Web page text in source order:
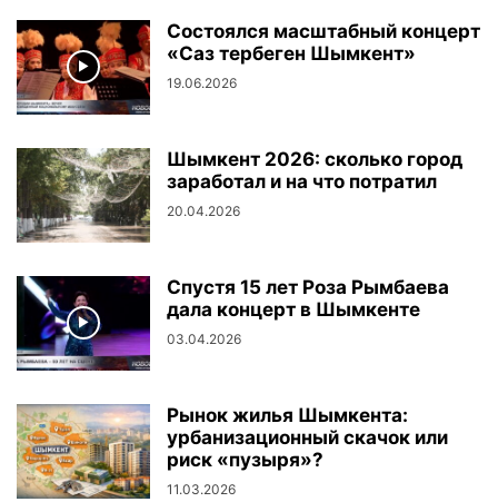
Состоялся масштабный концерт
«Саз тербеген Шымкент»
19.06.2026
Шымкент 2026: сколько город
заработал и на что потратил
20.04.2026
Спустя 15 лет Роза Рымбаева
дала концерт в Шымкенте
03.04.2026
Рынок жилья Шымкента:
урбанизационный скачок или
риск «пузыря»?
11.03.2026